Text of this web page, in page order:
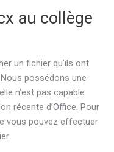
au collège
un fichier qu’ils ont
possédons une
n’est pas capable
récente d’Office. Pour
vous pouvez effectuer